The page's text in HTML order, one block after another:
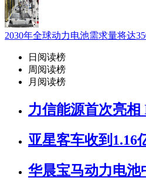
2030年全球动力电池需求量将达
日阅读榜
周阅读榜
月阅读榜
力信能源首次亮相
亚星客车收到1.16
华晨宝马动力电池